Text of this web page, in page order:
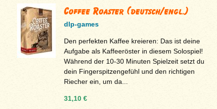
Coffee Roaster (deutsch/engl.)
dlp-games
Den perfekten Kaffee kreieren: Das ist deine
Aufgabe als Kaffeeröster in diesem Solospiel!
Während der 10-30 Minuten Spielzeit setzt du
dein Fingerspitzengefühl und den richtigen
Riecher ein, um da...
31,10 €